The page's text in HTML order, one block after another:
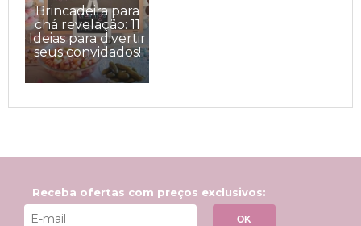
Brincadeira para
chá revelação: 11
Ideias para divertir
seus convidados!
Receba ofertas com preços exclusivos:
OK